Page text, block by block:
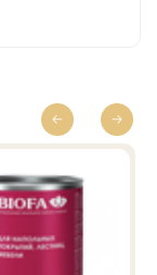
окраске не
слой воска
воск BIOFA
которые не
маслом,